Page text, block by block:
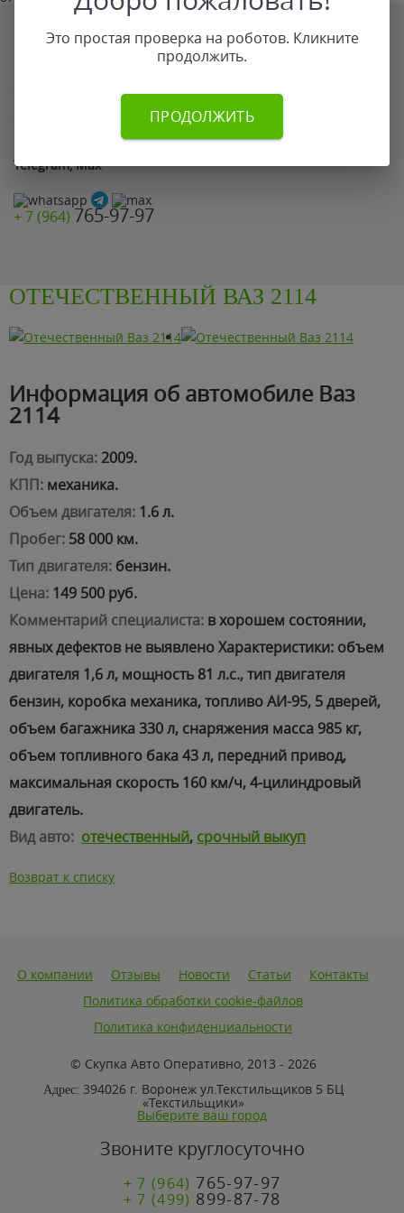
на сайте позвоните нам по телефону:
765-97-97
899-87-78
Telegram, Max
+ 7 (964) 765-97-97
ОТЕЧЕСТВЕННЫЙ ВАЗ 2114
Информация об автомобиле Ваз
2114
Год выпуска: 2009.
КПП: механика.
Объем двигателя: 1.6 л.
Пробег: 58 000 км.
Тип двигателя: бензин.
Цена: 149 500 руб.
Комментарий специалиста: в хорошем состоянии,
явных дефектов не выявлено Характеристики: объем
двигателя 1,6 л, мощность 81 л.с., тип двигателя
бензин, коробка механика, топливо АИ-95, 5 дверей,
объем багажника 330 л, снаряжения масса 985 кг,
объем топливного бака 43 л, передний привод,
максимальная скорость 160 км/ч, 4-цилиндровый
двигатель.
Вид авто: отечественный, срочный выкуп
Возврат к списку
О компании Отзывы Новости Статьи
Контакты
Политика обработки cookie-файлов
Политика конфиденциальности
© Скупка Авто Оперативно, 2013 - 2026
Адрес: 394026 г. Воронеж ул.Текстильщиков 5 БЦ
«Текстильщики»
Выберите ваш город
Звоните круглосуточно
+ 7 (964) 765-97-97
+ 7 (499) 899-87-78
Это простая проверка на роботов. Кликните
продолжить.
ПРОДОЛЖИТЬ